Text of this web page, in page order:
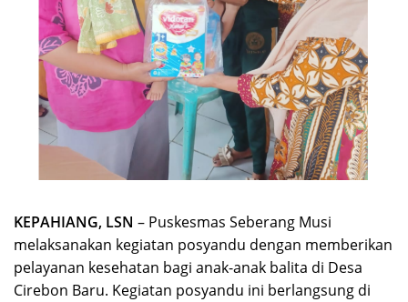
KEPAHIANG, LSN – Puskesmas Seberang Musi
melaksanakan kegiatan posyandu dengan memberikan
pelayanan kesehatan bagi anak-anak balita di Desa
Cirebon Baru. Kegiatan posyandu ini berlangsung di